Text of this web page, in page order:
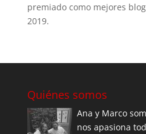
premiado como mejores
2019.
Quiénes somos
Ana y Marco
nos apasiona